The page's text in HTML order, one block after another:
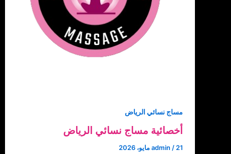
مساج نسائي الرياض
أخصائية مساج نسائي الرياض
admin /21 مايو، 2026